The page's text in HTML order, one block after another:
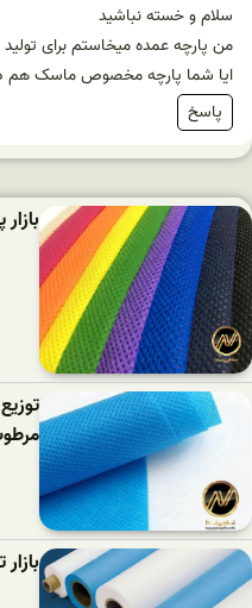
سلام و خسته نباشید
من پارچه عمده میخاستم برای
ایا شما پارچه مخصوص ماسک هم
پاسخ